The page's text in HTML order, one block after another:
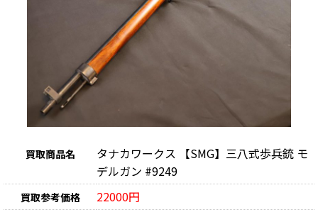
買取商品名
タナカワークス 【SMG】三八式歩兵銃 モ
デルガン #9249
買取参考価格 22000円